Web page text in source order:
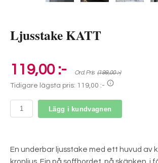
Ljusstake KATT
119,00 :- Ord. Pris (199,00 :-)
Tidigare lägsta pris: 119,00 :-
Lägg i kundvagnen
En underbar ljusstake med ett huvud av